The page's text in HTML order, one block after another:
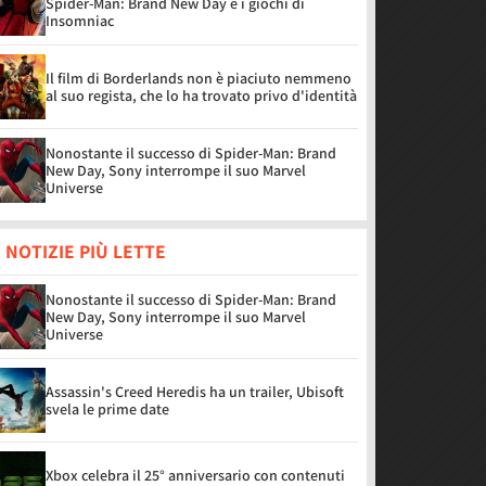
Insomniac
Il film di Borderlands non è piaciuto nemmeno
al suo regista, che lo ha trovato privo d'identità
Nonostante il successo di Spider-Man: Brand
New Day, Sony interrompe il suo Marvel
Universe
NOTIZIE PIÙ LETTE
Nonostante il successo di Spider-Man: Brand
New Day, Sony interrompe il suo Marvel
Universe
Assassin's Creed Heredis ha un trailer, Ubisoft
svela le prime date
Xbox celebra il 25° anniversario con contenuti